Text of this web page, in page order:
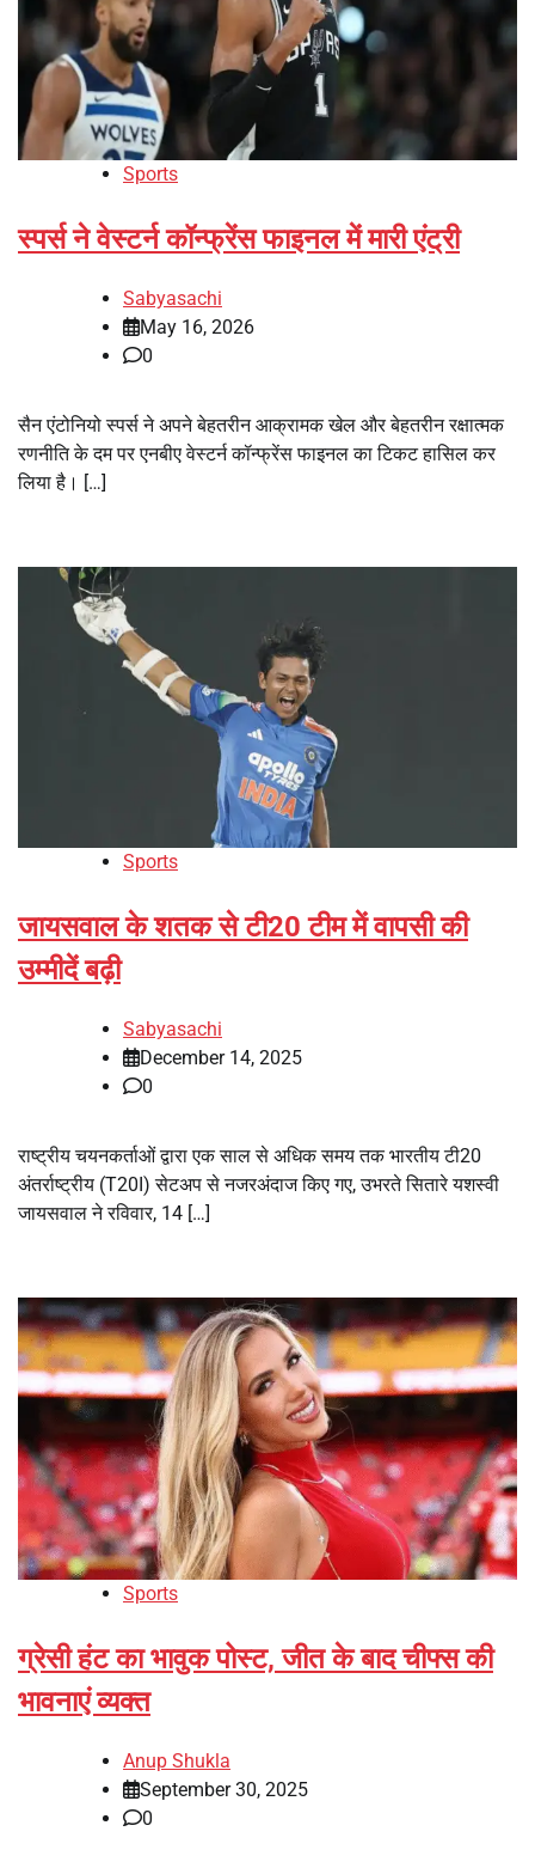
Sports
स्पर्स ने वेस्टर्न कॉन्फ्रेंस फाइनल में मारी एंट्री
Sabyasachi
May 16, 2026
0
सैन एंटोनियो स्पर्स ने अपने बेहतरीन आक्रामक खेल और बेहतरीन रक्षात्मक
रणनीति के दम पर एनबीए वेस्टर्न कॉन्फ्रेंस फाइनल का टिकट हासिल कर
लिया है। […]
Sports
जायसवाल के शतक से टी20 टीम में वापसी की
उम्मीदें बढ़ी
Sabyasachi
December 14, 2025
0
राष्ट्रीय चयनकर्ताओं द्वारा एक साल से अधिक समय तक भारतीय टी20
अंतर्राष्ट्रीय (T20I) सेटअप से नजरअंदाज किए गए, उभरते सितारे यशस्वी
जायसवाल ने रविवार, 14 […]
Sports
ग्रेसी हंट का भावुक पोस्ट, जीत के बाद चीफ्स की
भावनाएं व्यक्त
Anup Shukla
September 30, 2025
0